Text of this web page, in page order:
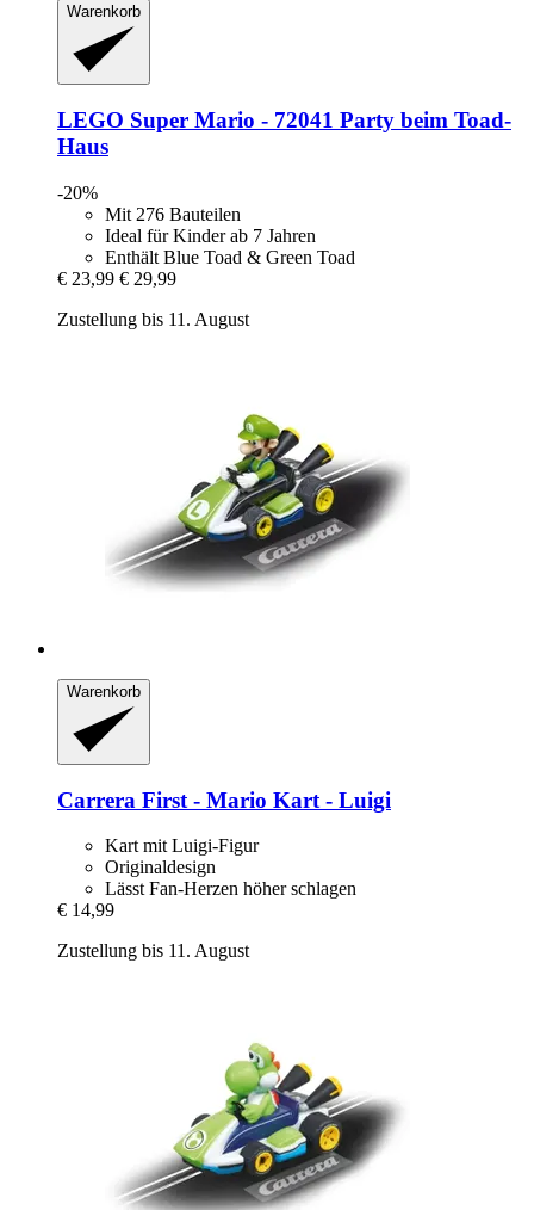
Warenkorb
LEGO Super Mario -​ 72041 Party beim Toad-​
Haus
-20%
Mit 276 Bauteilen
Ideal für Kinder ab 7 Jahren
Enthält Blue Toad & Green Toad
€ 23,99 € 29,99
Zustellung bis 11. August
Warenkorb
Carrera First -​ Mario Kart -​ Luigi
Kart mit Luigi-Figur
Originaldesign
Lässt Fan-Herzen höher schlagen
€ 14,99
Zustellung bis 11. August